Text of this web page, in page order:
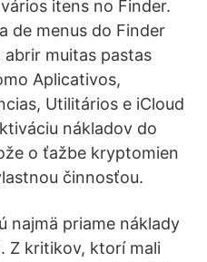
itens no Finder.
de menus do Finder
muitas pastas
Aplicativos,
Utilitários e iCloud
nákladov do
o ťažbe kryptomien
činnosťou.
najmä priame náklady
Z kritikov, ktorí mali